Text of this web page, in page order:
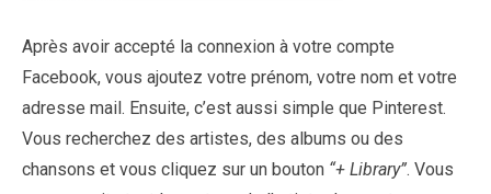
Après avoir accepté la connexion à votre compte
Facebook, vous ajoutez votre prénom, votre nom et votre
adresse mail. Ensuite, c’est aussi simple que Pinterest.
Vous recherchez des artistes, des albums ou des
chansons et vous cliquez sur un bouton “+ Library”. Vous